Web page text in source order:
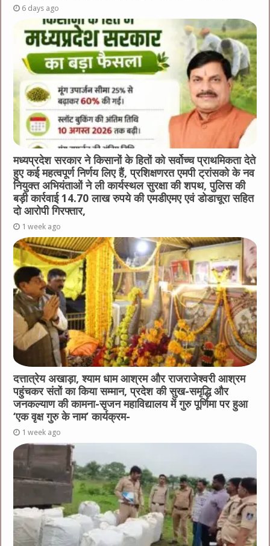
6 days ago
मध्यप्रदेश सरकार ने किसानों के हितों को सर्वोच्च प्राथमिकता देते
हुए कई महत्वपूर्ण निर्णय लिए हैं, प्रशिक्षणरत एमपी ट्रांसको के नव
नियुक्त अभियंताओं ने ली कार्यस्थल सुरक्षा की शपथ, पुलिस की
बड़ी कार्रवाई 14.70 लाख रुपये की एमडीएमए एवं डोडाचूरा सहित
दो आरोपी गिरफ्तार,
1 week ago
दत्तात्रेय अखाड़ा, श्याम धाम आश्रम और राजराजेश्वरी आश्रम
पहुंचकर संतों का किया सम्मान, प्रदेश की सुख-समृद्धि और
जनकल्याण की कामना-सृजन महाविद्यालय में गुरु पूर्णिमा पर हुआ
‘एक वृक्ष गुरु के नाम’ कार्यक्रम-
1 week ago